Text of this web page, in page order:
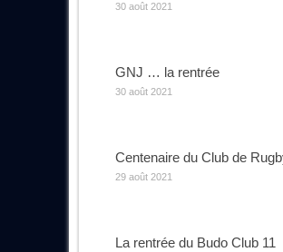
30 août 2021
GNJ … la rentrée
30 août 2021
Centenaire du Club de
29 août 2021
La rentrée du Budo Club 11